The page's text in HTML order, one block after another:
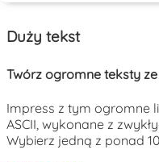
Duży tekst
Twórz ogromne teksty
Impress z tym ogromne
ASCII, wykonane z
Wybierz jedną z ponad